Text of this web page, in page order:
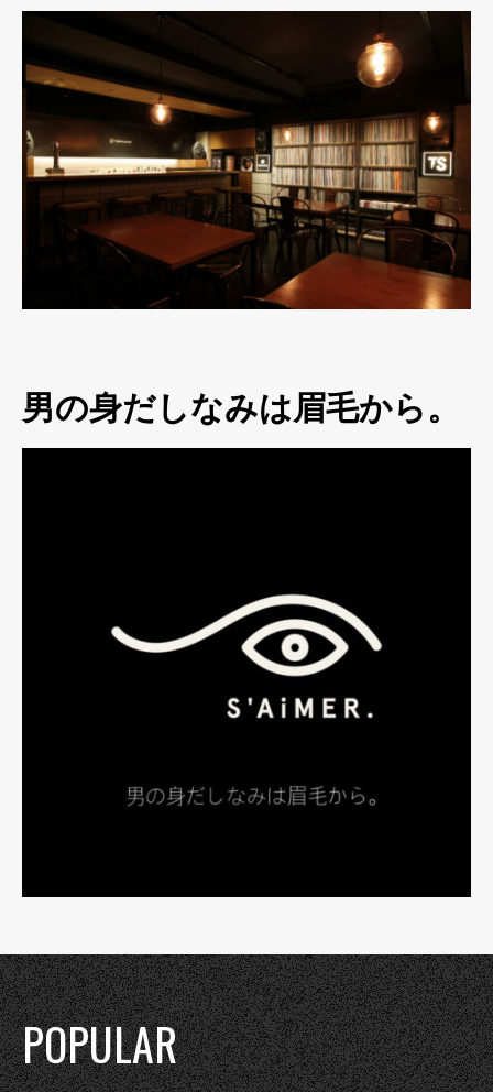
男の身だしなみは眉毛から。
POPULAR